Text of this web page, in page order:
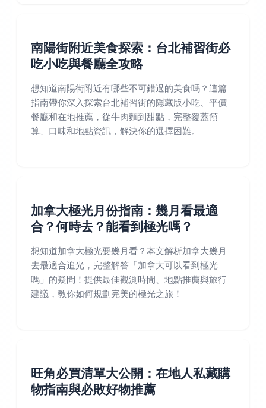
南陽街附近美食探索：台北補習街必
吃小吃與餐廳全攻略
想知道南陽街附近有哪些不可錯過的美食嗎？這篇
指南帶你深入探索台北補習街的隱藏版小吃、平價
餐廳和在地推薦，從牛肉麵到甜點，完整覆蓋預
算、口味和地點資訊，解決你的選擇困難。
加拿大極光月份指南：幾月看最適
合？何時去？能看到極光嗎？
想知道加拿大極光要幾月看？本文解析加拿大幾月
去最適合追光，完整解答「加拿大可以看到極光
嗎」的疑問！提供最佳觀測時間、地點推薦與旅行
建議，教你如何規劃完美的極光之旅！
旺角必買清單大公開：在地人私藏購
物指南與必敗好物推薦